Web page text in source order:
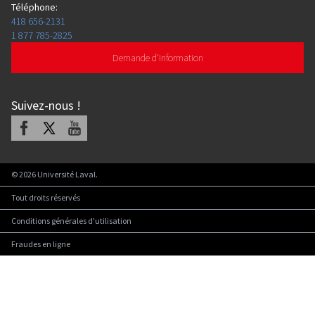
Téléphone:
418 656-2131
1 877 785-2825
Demande d'information
Suivez-nous !
Facebook Youtube
©2026 Université Laval.
Tout droits réservés
Conditions générales d'utilisation
Fraudes en ligne